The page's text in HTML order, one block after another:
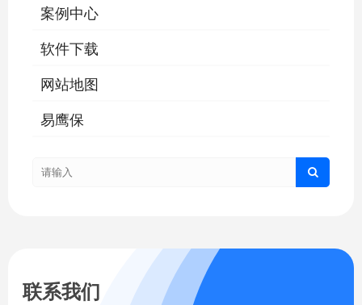
案例中心
软件下载
网站地图
易鹰保
联系我们